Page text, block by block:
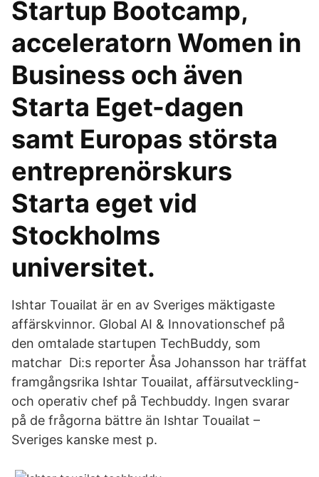
Startup Bootcamp,
acceleratorn Women in
Business och även
Starta Eget-dagen
samt Europas största
entreprenörskurs
Starta eget vid
Stockholms
universitet.
Ishtar Touailat är en av Sveriges mäktigaste
affärskvinnor. Global AI & Innovationschef på
den omtalade startupen TechBuddy, som
matchar Di:s reporter Åsa Johansson har träffat
framgångsrika Ishtar Touailat, affärsutveckling-
och operativ chef på Techbuddy. Ingen svarar
på de frågorna bättre än Ishtar Touailat –
Sveriges kanske mest p.